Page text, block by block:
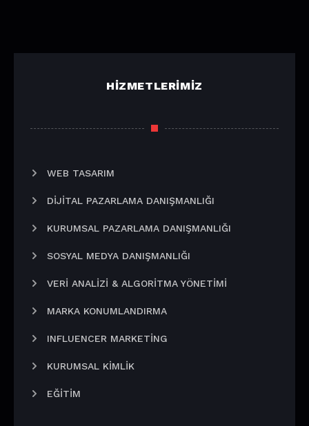
HIZMETLERIMIZ
WEB TASARIM
DIJITAL PAZARLAMA DANIŞMANLIĞI
KURUMSAL PAZARLAMA DANIŞMANLIĞI
SOSYAL MEDYA DANIŞMANLIĞI
VERI ANALIZI & ALGORITMA YÖNETIMI
MARKA KONUMLANDIRMA
INFLUENCER MARKETING
KURUMSAL KIMLIK
EĞITIM